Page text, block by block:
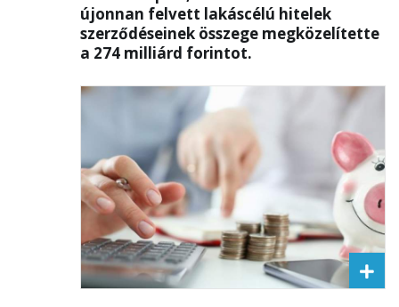
újonnan felvett lakáscélú hitelek
szerződéseinek összege megközelítette
a 274 milliárd forintot.